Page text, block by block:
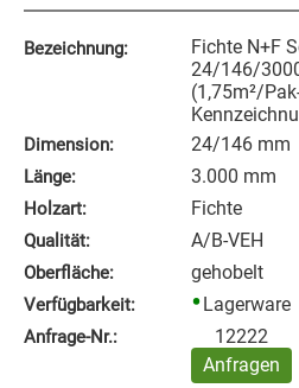
Bezeichnung:
Fichte N+F
24/146/
(1,75m²/
Dimension: 24/146 mm
Länge: 3.000 mm
Holzart: Fichte
Qualität: A/B-VEH
Oberfläche: gehobelt
Verfügbarkeit: Lagerware
Anfrage‑Nr.:
12222
Anfragen